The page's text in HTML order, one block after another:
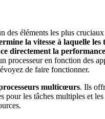
des éléments les plus
la vitesse à laquelle les
directement la performance
processeur en fonction des
de faire fonctionner.
multicœurs. Ils
pour les tâches multiples et